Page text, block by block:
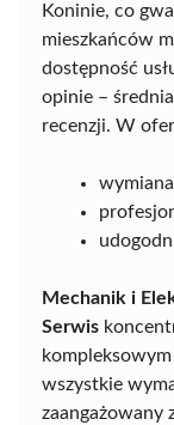
Koninie, co
mieszkańców
dostępność
opinie –
recenzji. W
Mechanik i
Serwis
wszystkie
zaangażowany